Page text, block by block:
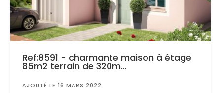
Ref:8591 - charmante maison à étage
85m2 terrain de 320m...
AJOUTÉ LE 16 MARS 2022